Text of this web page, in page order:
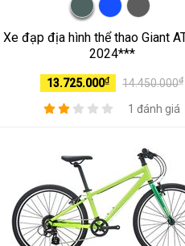
Xe đạp địa hình thể thao Giant
2024***
13.725.000₫ 14.450.000₫
1 đánh giá